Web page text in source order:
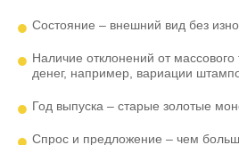
Состояние – внешний вид без
Наличие отклонений от
денег, например, вариации
Год выпуска – старые золотые
Спрос и предложение – чем